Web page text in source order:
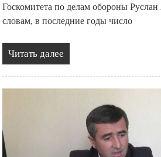
Госкомитета по делам обороны
словам, в последние годы число
Читать далее